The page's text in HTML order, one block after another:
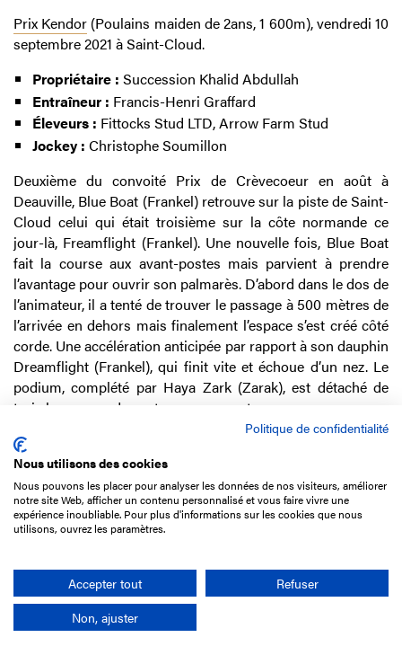
Prix Kendor (Poulains maiden de 2ans, 1 600m), vendredi 10
septembre 2021 à Saint-Cloud.
Propriétaire : Succession Khalid Abdullah
Entraîneur : Francis-Henri Graffard
Éleveurs : Fittocks Stud LTD, Arrow Farm Stud
Jockey : Christophe Soumillon
Deuxième du convoité Prix de Crèvecoeur en août à
Deauville, Blue Boat (Frankel) retrouve sur la piste de Saint-
Cloud celui qui était troisième sur la côte normande ce
jour-là, Freamflight (Frankel). Une nouvelle fois, Blue Boat
fait la course aux avant-postes mais parvient à prendre
l’avantage pour ouvrir son palmarès. D’abord dans le dos de
l’animateur, il a tenté de trouver le passage à 500 mètres de
l’arrivée en dehors mais finalement l’espace s’est créé côté
corde. Une accélération anticipée par rapport à son dauphin
Dreamflight (Frankel), qui finit vite et échoue d’un nez. Le
podium, complété par Haya Zark (Zarak), est détaché de
trois longueurs des autres concurrents.
Blue Bloat, au-delà du fait d’être un fils de Frankel, possède
une lignée maternelle solide. Sa mère Blue Waltz (Pivotal)
est une sœur de gagnante de Groupe en Angleterre, au
Canada et aux Etats-Unis. Sa troisième mère, Blue Duster
avait enlevé les Cheveley Park Stakes, Gr1 pour 2ans. À
encore Gr2, Blue Note, quatrième mère de Blue Boat, avait
remporté cette course de 1 300 mètres sur la ligne droite de
Deauville.
Politique de confidentialité
Nous utilisons des cookies
Nous pouvons les placer pour analyser les données de nos visiteurs, améliorer
notre site Web, afficher un contenu personnalisé et vous faire vivre une
expérience inoubliable. Pour plus d'informations sur les cookies que nous
utilisons, ouvrez les paramètres.
Accepter tout
Refuser
Non, ajuster